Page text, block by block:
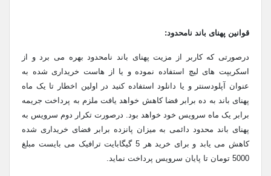
قوانین پهنای باند نامحدود:
درصورتی که کاربر از مزیت پهنای باند نامحدود بهره می برد و از
اسکریپت های لیچ استفاده نموده و یا از هاست خریداری شده به
عنوان آپلودسنتر و یا دانلود استفاده کنید در اولین اخطار تا یک ماه
پهنای باند به ده برابر فضا کاهش خواهد یافت ملزم به پرداخت جریمه
برابر یک ماه سرویس خود خواهد بود. درصورت تکرار دوم سرویس به
پهنای باند محدود دائمی به میزان پانزده برابر فضای خریداری شده
کاهش می یابد و برای خرید هر 5 گیگابایت ترافیک می بایست مبلغ
5000 تومان تا پایان سرویس پرداخت نماید.